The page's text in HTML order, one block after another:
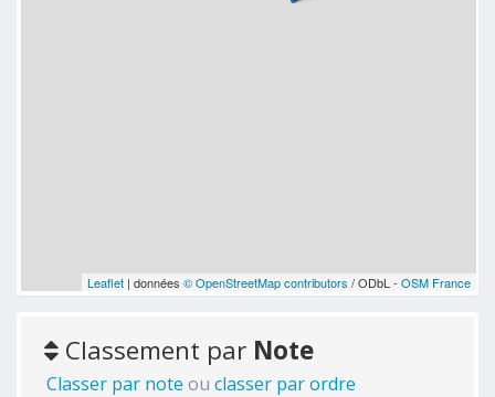
Leaflet| données © OpenStreetMap contributors / ODbL - OSM France
Classement par Note
Classer par note ou classer par ordre